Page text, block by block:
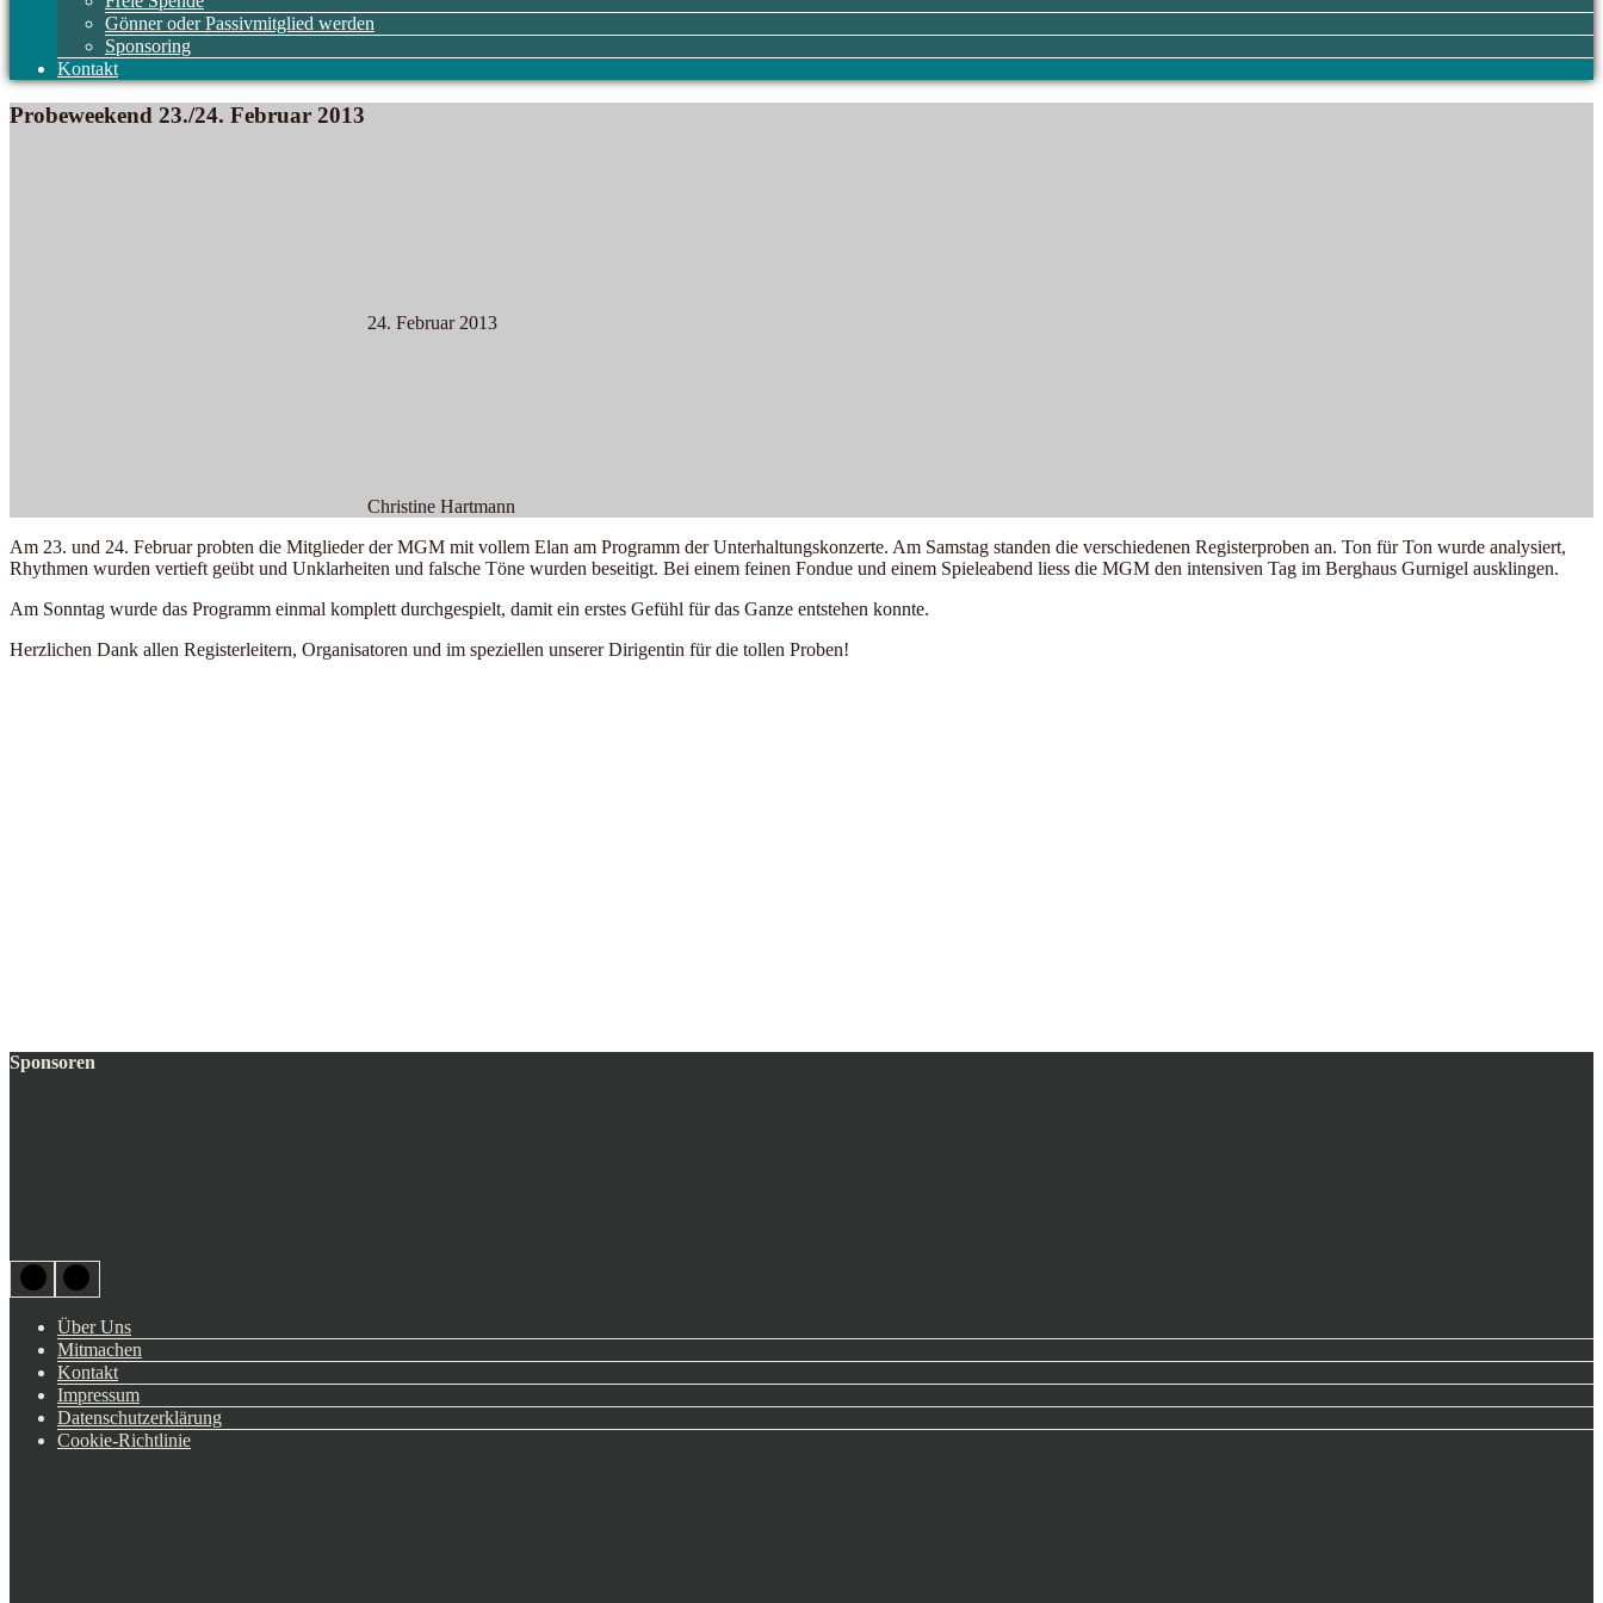
Gönner oder Passivmitglied werden
Sponsoring
Kontakt
Probeweekend 23./24. Februar 2013
24. Februar 2013
Christine Hartmann
Am 23. und 24. Februar probten die Mitglieder der MGM mit vollem Elan am Programm der Unterhaltungskonzerte. Am Samstag standen die verschiedenen Registerproben an. Ton für Ton wurde analysiert,
Rhythmen wurden vertieft geübt und Unklarheiten und falsche Töne wurden beseitigt. Bei einem feinen Fondue und einem Spieleabend liess die MGM den intensiven Tag im Berghaus Gurnigel ausklingen.
Am Sonntag wurde das Programm einmal komplett durchgespielt, damit ein erstes Gefühl für das Ganze entstehen konnte.
Herzlichen Dank allen Registerleitern, Organisatoren und im speziellen unserer Dirigentin für die tollen Proben!
Sponsoren
Über Uns
Mitmachen
Kontakt
Impressum
Datenschutzerklärung
Cookie-Richtlinie